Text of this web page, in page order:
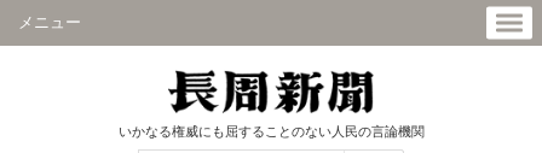
メニュー
いかなる権威にも屈することのない人民の言論機関